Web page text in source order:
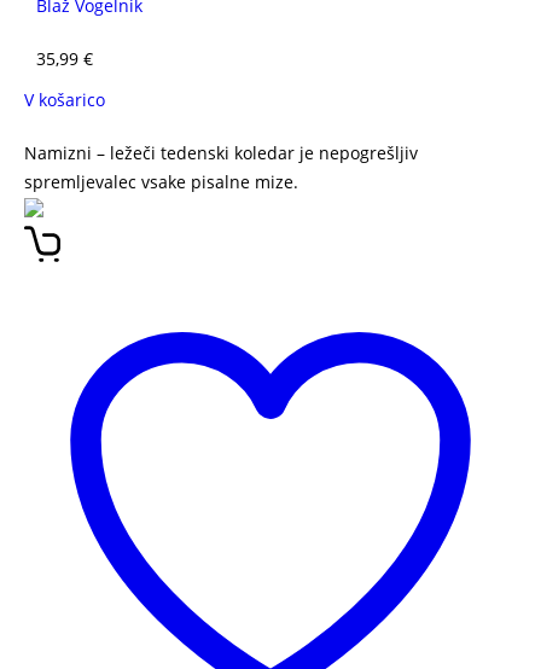
Blaž Vogelnik
35,99 €
V košarico
Namizni – ležeči tedenski koledar je nepogrešljiv
spremljevalec vsake pisalne mize.